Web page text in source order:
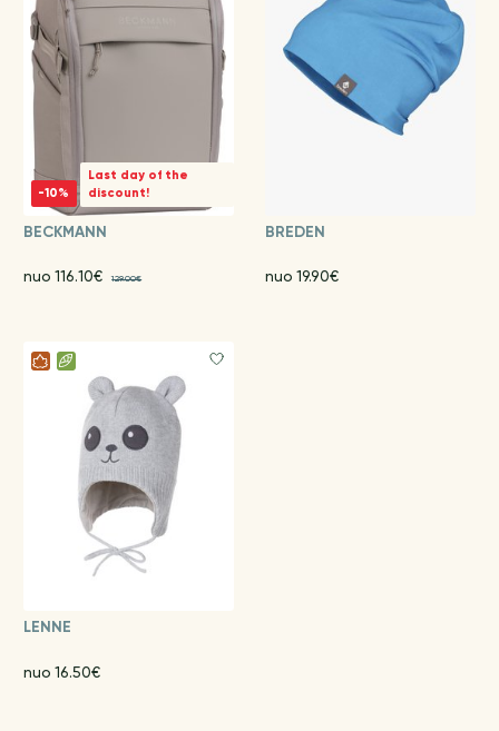
-10%
Last day of the
discount!
BECKMANN
nuo 116.10€ 129.00€
BREDEN
nuo 19.90€
LENNE
nuo 16.50€